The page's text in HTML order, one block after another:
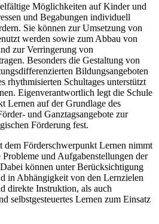
Möglichkeiten auf Kinder und
und Begabungen individuell
Sie können zur Umsetzung von
werden sowie zum Abbau von
zur Verringerung von
Besonders die Gestaltung von
Bildungsangeboten
rhythmisierten Schultages unterstützt
Eigenverantwortlich legt die Schule
Lernen auf der Grundlage des
und Ganztagsangebote zur
Förderung fest.
dem Förderschwerpunkt Lernen nimmt
und Aufgabenstellungen der
können unter Berücksichtigung
in Abhängigkeit von den Lernzielen
direkte Instruktion, als auch
selbstgesteuertes Lernen zum Einsatz